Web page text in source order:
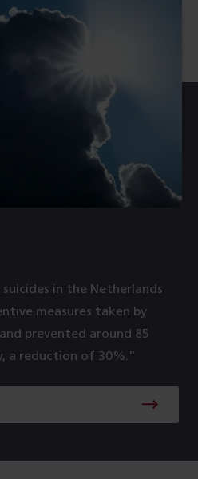
in the Netherlands
measures taken by
prevented around 85
a reduction of 30%.”